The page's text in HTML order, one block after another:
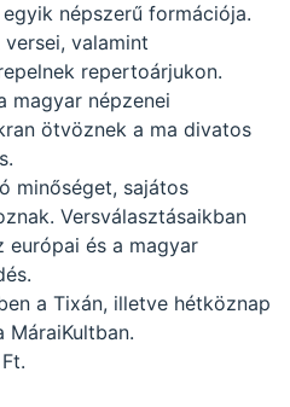
népszerű formációja.
valamint
repertoárjukon.
magyar népzenei
ötvöznek a ma divatos
minőséget, sajátos
Versválasztásaikban
és a magyar
a Tixán, illetve hétköznap
MáraiKultban.